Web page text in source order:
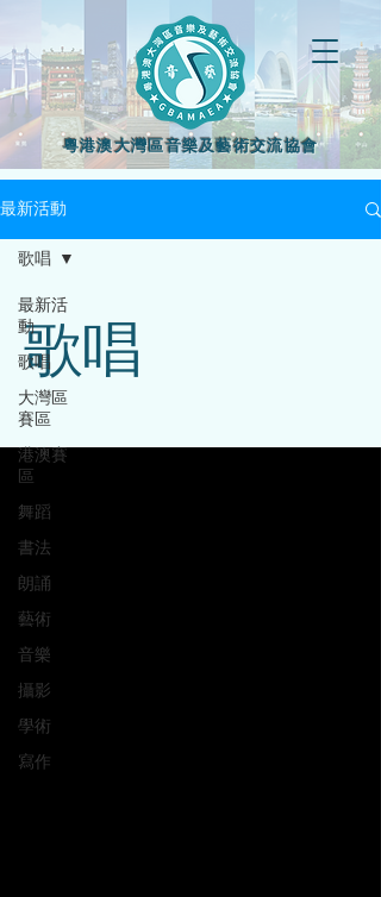
粵港澳大灣區音樂及藝術交流協會
最新活動
最新活
動
歌唱
大灣區
賽區
港澳賽
區
舞蹈
書法
朗誦
藝術
音樂
攝影
學術
寫作
歌唱
歌唱